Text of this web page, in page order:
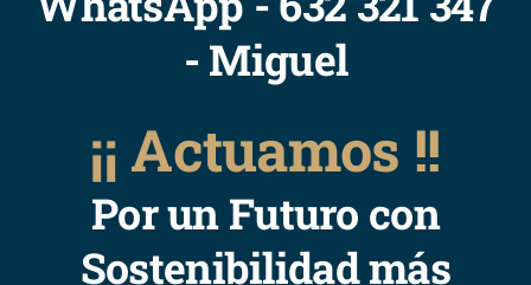
- Miguel
¡¡ Actuamos !!
Por un Futuro con
Sostenibilidad más